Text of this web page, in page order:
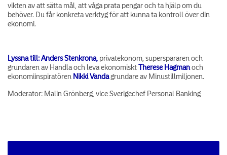
vikten av att sätta mål, att våga prata pengar och ta hjälp om du
behöver. Du får konkreta verktyg för att kunna ta kontroll över din
ekonomi.
Lyssna till:Anders Stenkrona, privatekonom, superspararen och
grundaren av Handla och leva ekonomisktTherese Hagmanoch
ekonomiinspiratören Nikki Vandagrundare av Minustillmiljonen.
Moderator: Malin Grönberg, vice Sverigechef Personal Banking